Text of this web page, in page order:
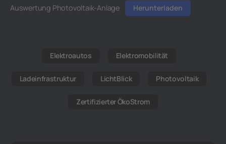
Auswertung Photovoltaik-Anlage Herunterladen
Elektroautos Elektromobilität
Ladeinfrastruktur LichtBlick Photovoltaik
Zertifizierter ÖkoStrom